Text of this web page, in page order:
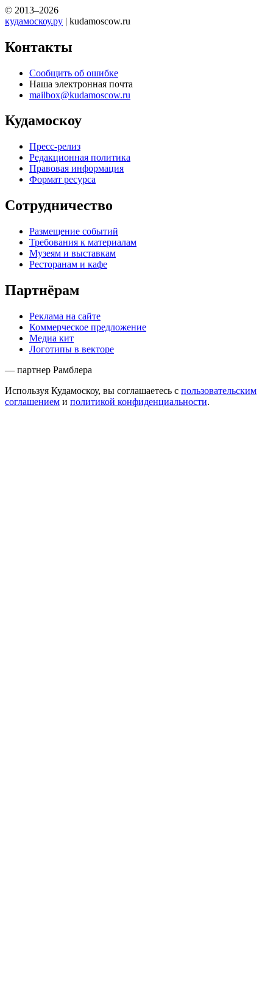
© 2013–2026
кудамоскоу.ру | kudamoscow.ru
Контакты
Сообщить об ошибке
Наша электронная почта
mailbox@kudamoscow.ru
Кудамоскоу
Пресс-релиз
Редакционная политика
Правовая информация
Формат ресурса
Сотрудничество
Размещение событий
Требования к материалам
Музеям и выставкам
Ресторанам и кафе
Партнёрам
Реклама на сайте
Коммерческое предложение
Медиа кит
Логотипы в векторе
— партнер Рамблера
Используя Кудамоскоу, вы соглашаетесь с пользовательским
соглашением и политикой конфиденциальности.